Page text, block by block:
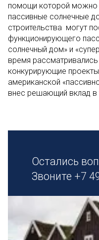
помощи которой можно
пассивные солнечные
строительства могут
функционирующего
солнечный дом» и
время
конкурирующие
американской
внес решающий вклад в
Остались
Звоните +7